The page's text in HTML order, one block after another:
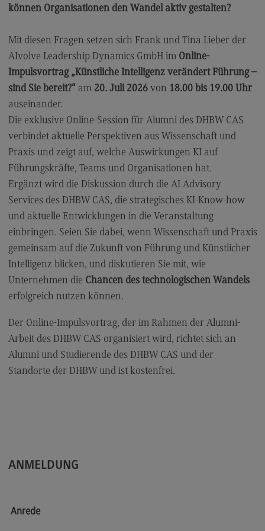
Modulangebot
Berufsperspektiven
Kontakt
Digital Business Management
Digital Business Management
Modulangebot
Berufsperspektiven
Kontakt
Digitalisierung in der Sozialen Arbeit
Digitalisierung in der Sozialen Arbeit
Modulangebot
Berufsperspektiven
Kontakt
Elektrotechnik und Informationstechnik
Profil-O-Mat Elektrotechnik und
Informationstechnik
(External link)
Rahmenbedingungen
Berufsperspektiven
können Organisationen den Wandel aktiv gestalten?
Mit diesen Fragen setzen sich Frank und Tina Lieber der
AIvolve Leadership Dynamics GmbH im Online-
Impulsvortrag „Künstliche Intelligenz verändert Führung –
sind Sie bereit?“ am20. Juli 2026 von 18.00 bis 19.00 Uhr
auseinander.
Die exklusive Online-Session für Alumni des DHBW CAS
verbindet aktuelle Perspektiven aus Wissenschaft und
Praxis und zeigt auf, welche Auswirkungen KI auf
Führungskräfte, Teams und Organisationen hat.
Ergänzt wird die Diskussion durch die AI Advisory
Services des DHBW CAS, die strategisches KI-Know-how
und aktuelle Entwicklungen in die Veranstaltung
einbringen. Seien Sie dabei, wenn Wissenschaft und Praxis
gemeinsam auf die Zukunft von Führung und Künstlicher
Intelligenz blicken, und diskutieren Sie mit, wie
Unternehmen die Chancen des technologischen Wandels
erfolgreich nutzen können.
Der Online-Impulsvortrag, der im Rahmen der Alumni-
Arbeit des DHBW CAS organisiert wird, richtet sich an
Alumni und Studierende des DHBW CAS und der
Standorte der DHBW und ist kostenfrei.
ANMELDUNG
Anrede